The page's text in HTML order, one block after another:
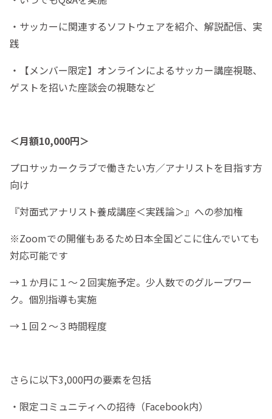
・サッカーに関連するソフトウェアを紹介、解説配信、実
践
・【メンバー限定】オンラインによるサッカー講座視聴、
ゲストを招いた座談会の視聴など
＜月額10,000円＞
プロサッカークラブで働きたい方／アナリストを目指す方
向け
『対面式アナリスト養成講座＜実践論＞』への参加権
※Zoomでの開催もあるため日本全国どこに住んでいても
対応可能です
→１か月に１〜２回実施予定。少人数でのグループワー
ク。個別指導も実施
→１回２〜３時間程度
さらに以下3,000円の要素を包括
・限定コミュニティへの招待（Facebook内）